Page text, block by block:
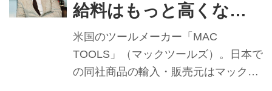
給料はもっと高くなる
べき」
米国のツールメーカー「MAC
TOOLS」（マックツールズ）。日本で
の同社商品の輸入・販売元はマックメ